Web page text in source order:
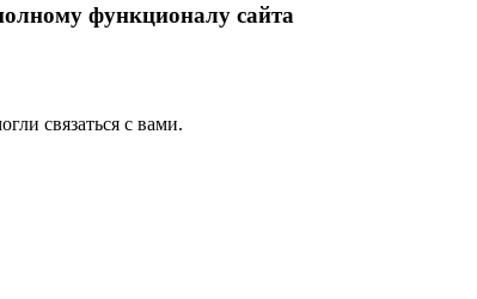
функционалу сайта
связаться с вами.